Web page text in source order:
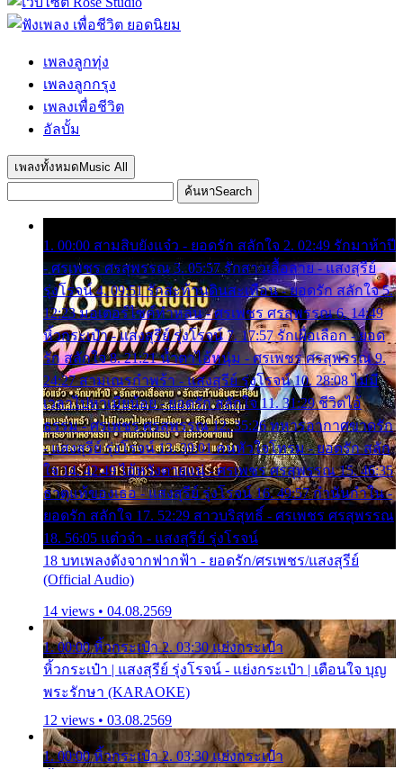
เพลงลูกทุ่ง
เพลงลูกกรุง
เพลงเพื่อชีวิต
อัลบั้ม
เพลงทั้งหมด Music All
ค้นหาSearch
1. 00:00 สามสิบยังแจ๋ว - ยอดรัก สลักใจ 2. 02:49 รักมาห้าปี
- ศรเพชร ศรสุพรรณ 3. 05:57 รักสาวเสื้อลาย - แสงสุรีย์
รุ่งโรจน์ 4. 09:51 รักสะท้านดินสะเทือน - ยอดรัก สลักใจ 5.
12:23 มอเตอร์ไซค์ทำหล่น - ศรเพชร ศรสุพรรณ 6. 14:49
หิ้วกระเป๋า - แสงสุรีย์ รุ่งโรจน์ 7. 17:57 รักเผื่อเลือก - ยอด
รัก สลักใจ 8. 21:21 น้ำตาไอ้หนุ่ม - ศรเพชร ศรสุพรรณ 9.
24:27 สามเณรกำพร้า - แสงสุรีย์ รุ่งโรจน์ 10. 28:08 ไม่มี
เวลาไปหาเมียน้อย - ยอดรัก สลักใจ 11. 31:29 ชีวิตไอ้
ธรรม - ศรเพชร ศรสุพรรณ 12. 35:26 ทหารอากาศขาดรัก
- แสงสุรีย์ รุ่งโรจน์ 13. 39:01 คนหัวใจโทรม - ยอดรัก สลัก
ใจ 14. 42:49 ไอ้หวังตายแน่ - ศรเพชร ศรสุพรรณ 15. 46:35
ธาตุแท้ของเธอ - แสงสุรีย์ รุ่งโรจน์ 16. 49:57 กำนันกำใน -
ยอดรัก สลักใจ 17. 52:29 สาวบริสุทธิ์ - ศรเพชร ศรสุพรรณ
18. 56:05 แต๋วจ๋า - แสงสุรีย์ รุ่งโรจน์
18 บทเพลงดังจากฟากฟ้า - ยอดรัก/ศรเพชร/แสงสุรีย์
(Official Audio)
14 views • 04.08.2569
1. 00:00 หิ้วกระเป๋า 2. 03:30 แย่งกระเป๋า
หิ้วกระเป๋า | แสงสุรีย์ รุ่งโรจน์ - แย่งกระเป๋า | เตือนใจ บุญ
พระรักษา (KARAOKE)
12 views • 03.08.2569
1. 00:00 หิ้วกระเป๋า 2. 03:30 แย่งกระเป๋า